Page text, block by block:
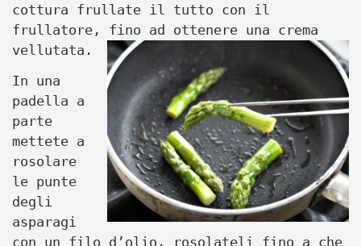
cottura frullate il tutto con il
frullatore, fino ad ottenere una crema
vellutata.
In una
padella a
parte
mettete a
rosolare
le punte
degli
asparagi
con un filo d’olio, rosolateli fino a che